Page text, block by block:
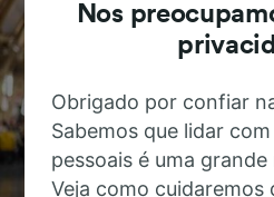
Nos
Obrigado por confiar
Sabemos que lidar
pessoais é uma
Veja como cuidaremos